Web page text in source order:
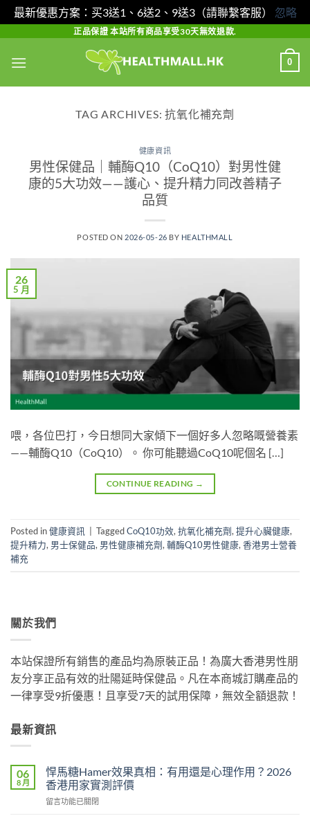
最新優惠方案：买3送1、6送2、9送3（請聯繫客服） 忽略
content
正品保證 本站所有商品享受30天無效退款.
0
TAG ARCHIVES:抗氧化補充劑
健康資訊
男性保健品｜輔酶Q10（CoQ10）對男性健
康的5大功效——護心、提升精力同改善精子
品質
POSTED ON 2026-05-26 BY HEALTHMALL
26
5 月
喂，各位巴打，今日想同大家傾下一個好多人忽略嘅營養素
——輔酶Q10（CoQ10）。 你可能聽過CoQ10呢個名 […]
CONTINUE READING →
Posted in健康資訊 TaggedCoQ10功效,抗氧化補充劑,提升心臟健康,
提升精力, 男士保健品, 男性健康補充劑,輔酶Q10男性健康,香港男士營養
補充
關於我們
本站保證所有銷售的產品均為原裝正品！為廣大香港男性朋
友分享正品有效的壯陽延時保健品。凡在本商城訂購產品的
一律享受9折優惠！且享受7天的試用保障，無效全額退款！
最新資訊
06
8 月
悍馬糖Hamer效果真相：有用還是心理作用？2026
香港用家實測評價
在
留言功能已關閉